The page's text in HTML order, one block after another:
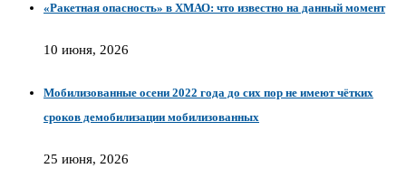
«Ракетная опасность» в ХМАО: что известно на данный момент
10 июня, 2026
Мобилизованные осени 2022 года до сих пор не имеют чётких
сроков демобилизации мобилизованных
25 июня, 2026